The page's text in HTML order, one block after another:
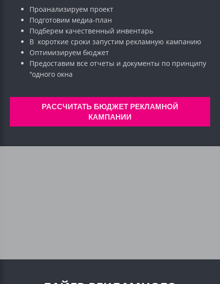
Проанализируем проект
Подготовим медиа-план
Подберем качественный инвентарь
В короткие сроки запустим рекламную кампанию
Оптимизируем бюджет
Предоставим все отчеты и документы по принципу
"одного окна
РАССЧИТАТЬ БЮДЖЕТ РЕКЛАМНОЙ
КАМПАНИИ